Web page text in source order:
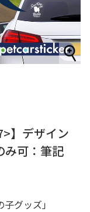
】デザイン
み可：筆記
グッズ」